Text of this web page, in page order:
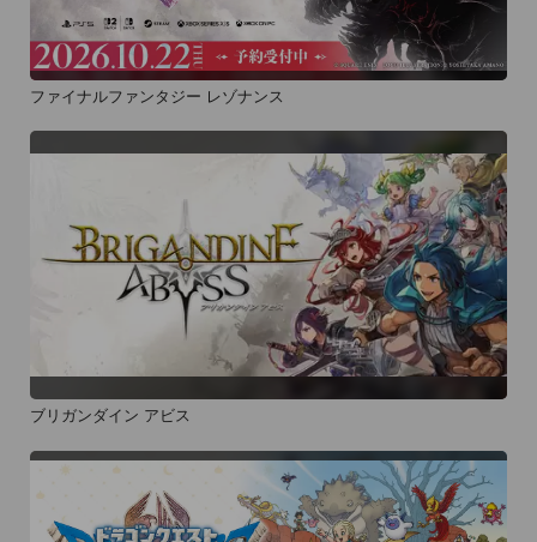
ファイナルファンタジー レゾナンス
ブリガンダイン アビス